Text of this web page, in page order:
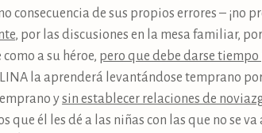
consecuencia de sus propios errores – ¡no
, por las discusiones en la mesa familiar,
a su héroe, pero que debe darse
la aprenderá levantándose temprano
ysin establecer relaciones de
que él les dé a las niñas con las que no se